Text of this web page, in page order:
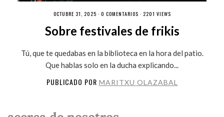
OCTUBRE 31, 2025 · 0 COMENTARIOS · 2201 VIEWS
Sobre festivales de frikis
Tú, que te quedabas en la biblioteca en la hora del patio.
Que hablas solo en la ducha explicando...
PUBLICADO POR MARITXU OLAZABAL